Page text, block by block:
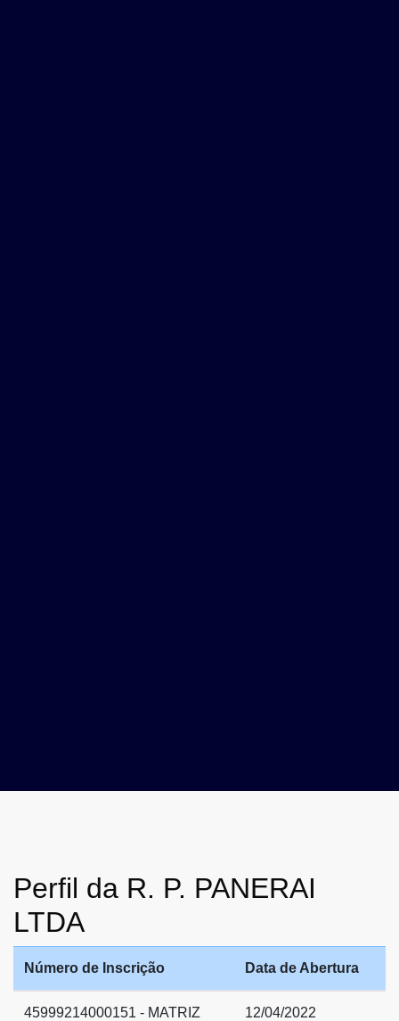
Perfil da R. P. PANERAI
LTDA
Número de Inscrição Data de Abertura
45999214000151 - MATRIZ 12/04/2022